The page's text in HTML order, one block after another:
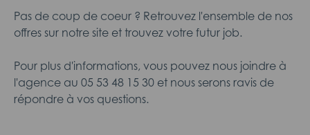
Pas de coup de coeur ? Retrouvez l'ensemble de nos
offres sur notre site et trouvez votre futur job.
Pour plus d'informations, vous pouvez nous joindre à
l'agence au 05 53 48 15 30 et nous serons ravis de
répondre à vos questions.